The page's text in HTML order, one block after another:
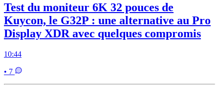
Test du moniteur 6K 32 pouces de
Kuycon, le G32P : une alternative au Pro
Display XDR avec quelques compromis
10:44
• 7